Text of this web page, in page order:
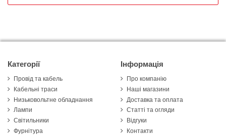
Категорії
Провід та кабель
Кабельні траси
Низьковольтне обладнання
Лампи
Світильники
Фурнітура
Інформація
Про компанію
Наші магазини
Доставка та оплата
Статті та огляди
Відгуки
Контакти